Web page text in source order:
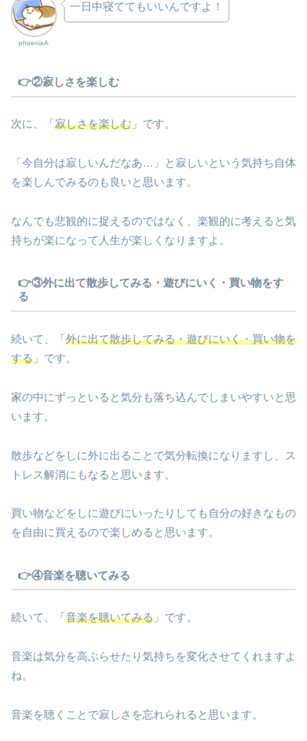
phoenixA
一日中寝ててもいいんですよ！
👉②寂しさを楽しむ
次に、「 寂しさを楽しむ 」です。
「今自分は寂しいんだなあ…」と寂しいという気持ち自体
を楽しんでみるのも良いと思います。
なんでも悲観的に捉えるのではなく、楽観的に考えると気
持ちが楽になって人生が楽しくなりますよ。
👉③外に出て散歩してみる・遊びにいく・買い物をす
る
続いて、「 外に出て散歩してみる・遊びにいく・買い物を
する 」です。
家の中にずっといると気分も落ち込んでしまいやすいと思
います。
散歩などをしに外に出ることで気分転換になりますし、ス
トレス解消にもなると思います。
買い物などをしに遊びにいったりしても自分の好きなもの
を自由に買えるので楽しめると思います。
👉④音楽を聴いてみる
続いて、「 音楽を聴いてみる 」です。
音楽は気分を高ぶらせたり気持ちを変化させてくれますよ
ね。
音楽を聴くことで寂しさを忘れられると思います。